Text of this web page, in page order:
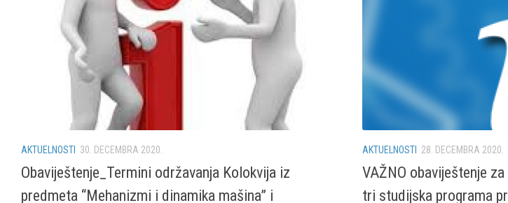
AKTUELNOSTI 30. DECEMBRA 2020.
Obaviještenje_Termini održavanja Kolokvija iz
predmeta “Mehanizmi i dinamika mašina” i
AKTUELNOSTI 28. DECEMBRA 2020.
VAŽNO obaviještenje
tri studijska programa